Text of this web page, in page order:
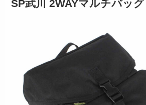
SP武川 2WAYマルチバッグ